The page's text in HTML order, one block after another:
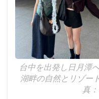
台中を出発し日月潭
湖畔の自然とリゾー
真